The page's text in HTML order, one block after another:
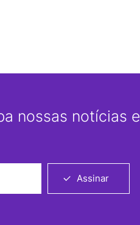
nossas notícias e
Assinar